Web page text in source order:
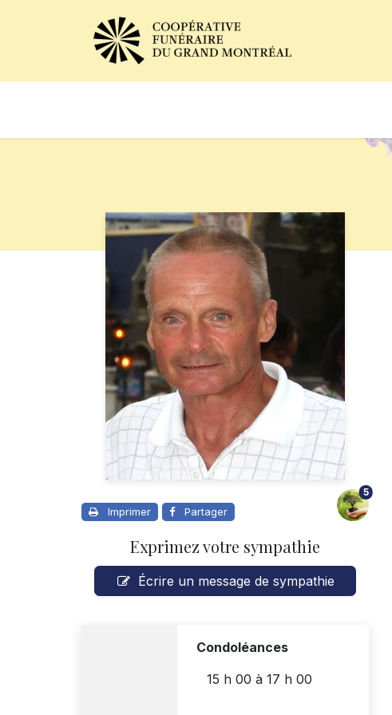
Imprimer Partager
5
Exprimez votre sympathie
Écrire un message de sympathie
Condoléances
15 h 00 à 17 h 00